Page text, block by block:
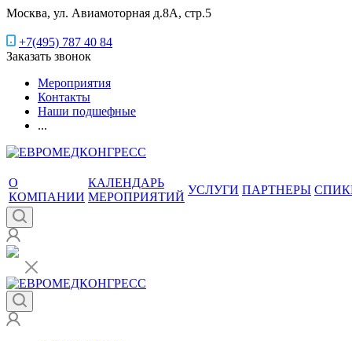
Москва, ул. Авиамоторная д.8А, стр.5
+7(495) 787 40 84
Заказать звонок
Мероприятия
Контакты
Наши подшефные
...
О
КОМПАНИИ
КАЛЕНДАРЬ
МЕРОПРИЯТИЙ
УСЛУГИ ПАРТНЕРЫ